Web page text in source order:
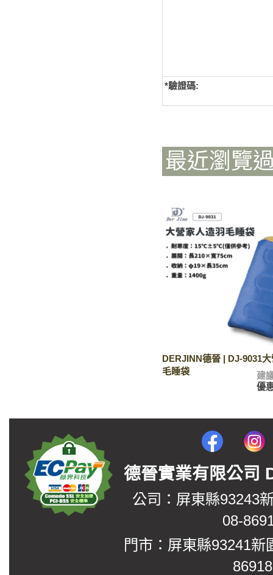
*驗證碼:
最近瀏覽
DERJINN德晉 | DJ-9031
毛睡袋
建
優
德晉實業有限公
公司：屏東縣93243
08-
門市：屏東縣93241